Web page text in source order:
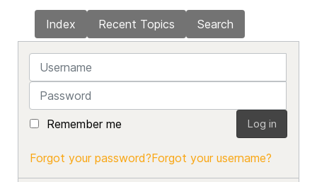
Index Recent Topics Search
Username
Password
Remember me Log in
Forgot your password?Forgot your username?